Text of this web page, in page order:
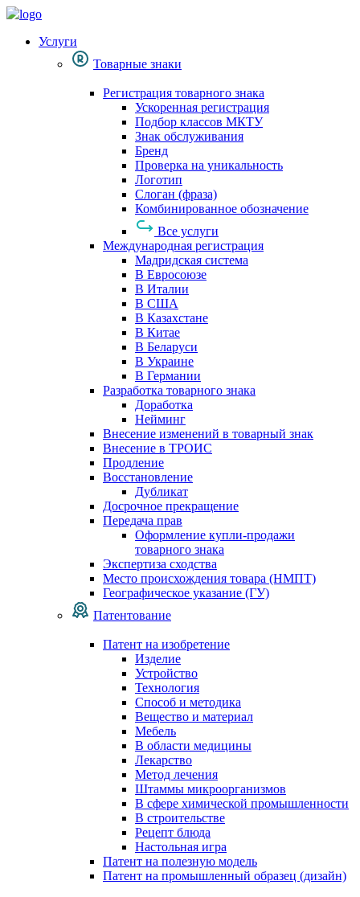
Услуги
Товарные знаки
Регистрация товарного знака
Ускоренная регистрация
Подбор классов МКТУ
Знак обслуживания
Бренд
Проверка на уникальность
Логотип
Слоган (фраза)
Комбинированное обозначение
Все услуги
Международная регистрация
Мадридская система
В Евросоюзе
В Италии
В США
В Казахстане
В Китае
В Беларуси
В Украине
В Германии
Разработка товарного знака
Доработка
Нейминг
Внесение изменений в товарный знак
Внесение в ТРОИС
Продление
Восстановление
Дубликат
Досрочное прекращение
Передача прав
Оформление купли-продажи
товарного знака
Экспертиза сходства
Место происхождения товара (НМПТ)
Географическое указание (ГУ)
Патентование
Патент на изобретение
Изделие
Устройство
Технология
Способ и методика
Вещество и материал
Мебель
В области медицины
Лекарство
Метод лечения
Штаммы микроорганизмов
В сфере химической промышленности
В строительстве
Рецепт блюда
Настольная игра
Патент на полезную модель
Патент на промышленный образец (дизайн)